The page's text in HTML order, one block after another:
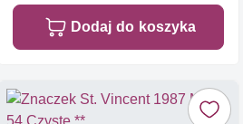
Dodaj do koszyka